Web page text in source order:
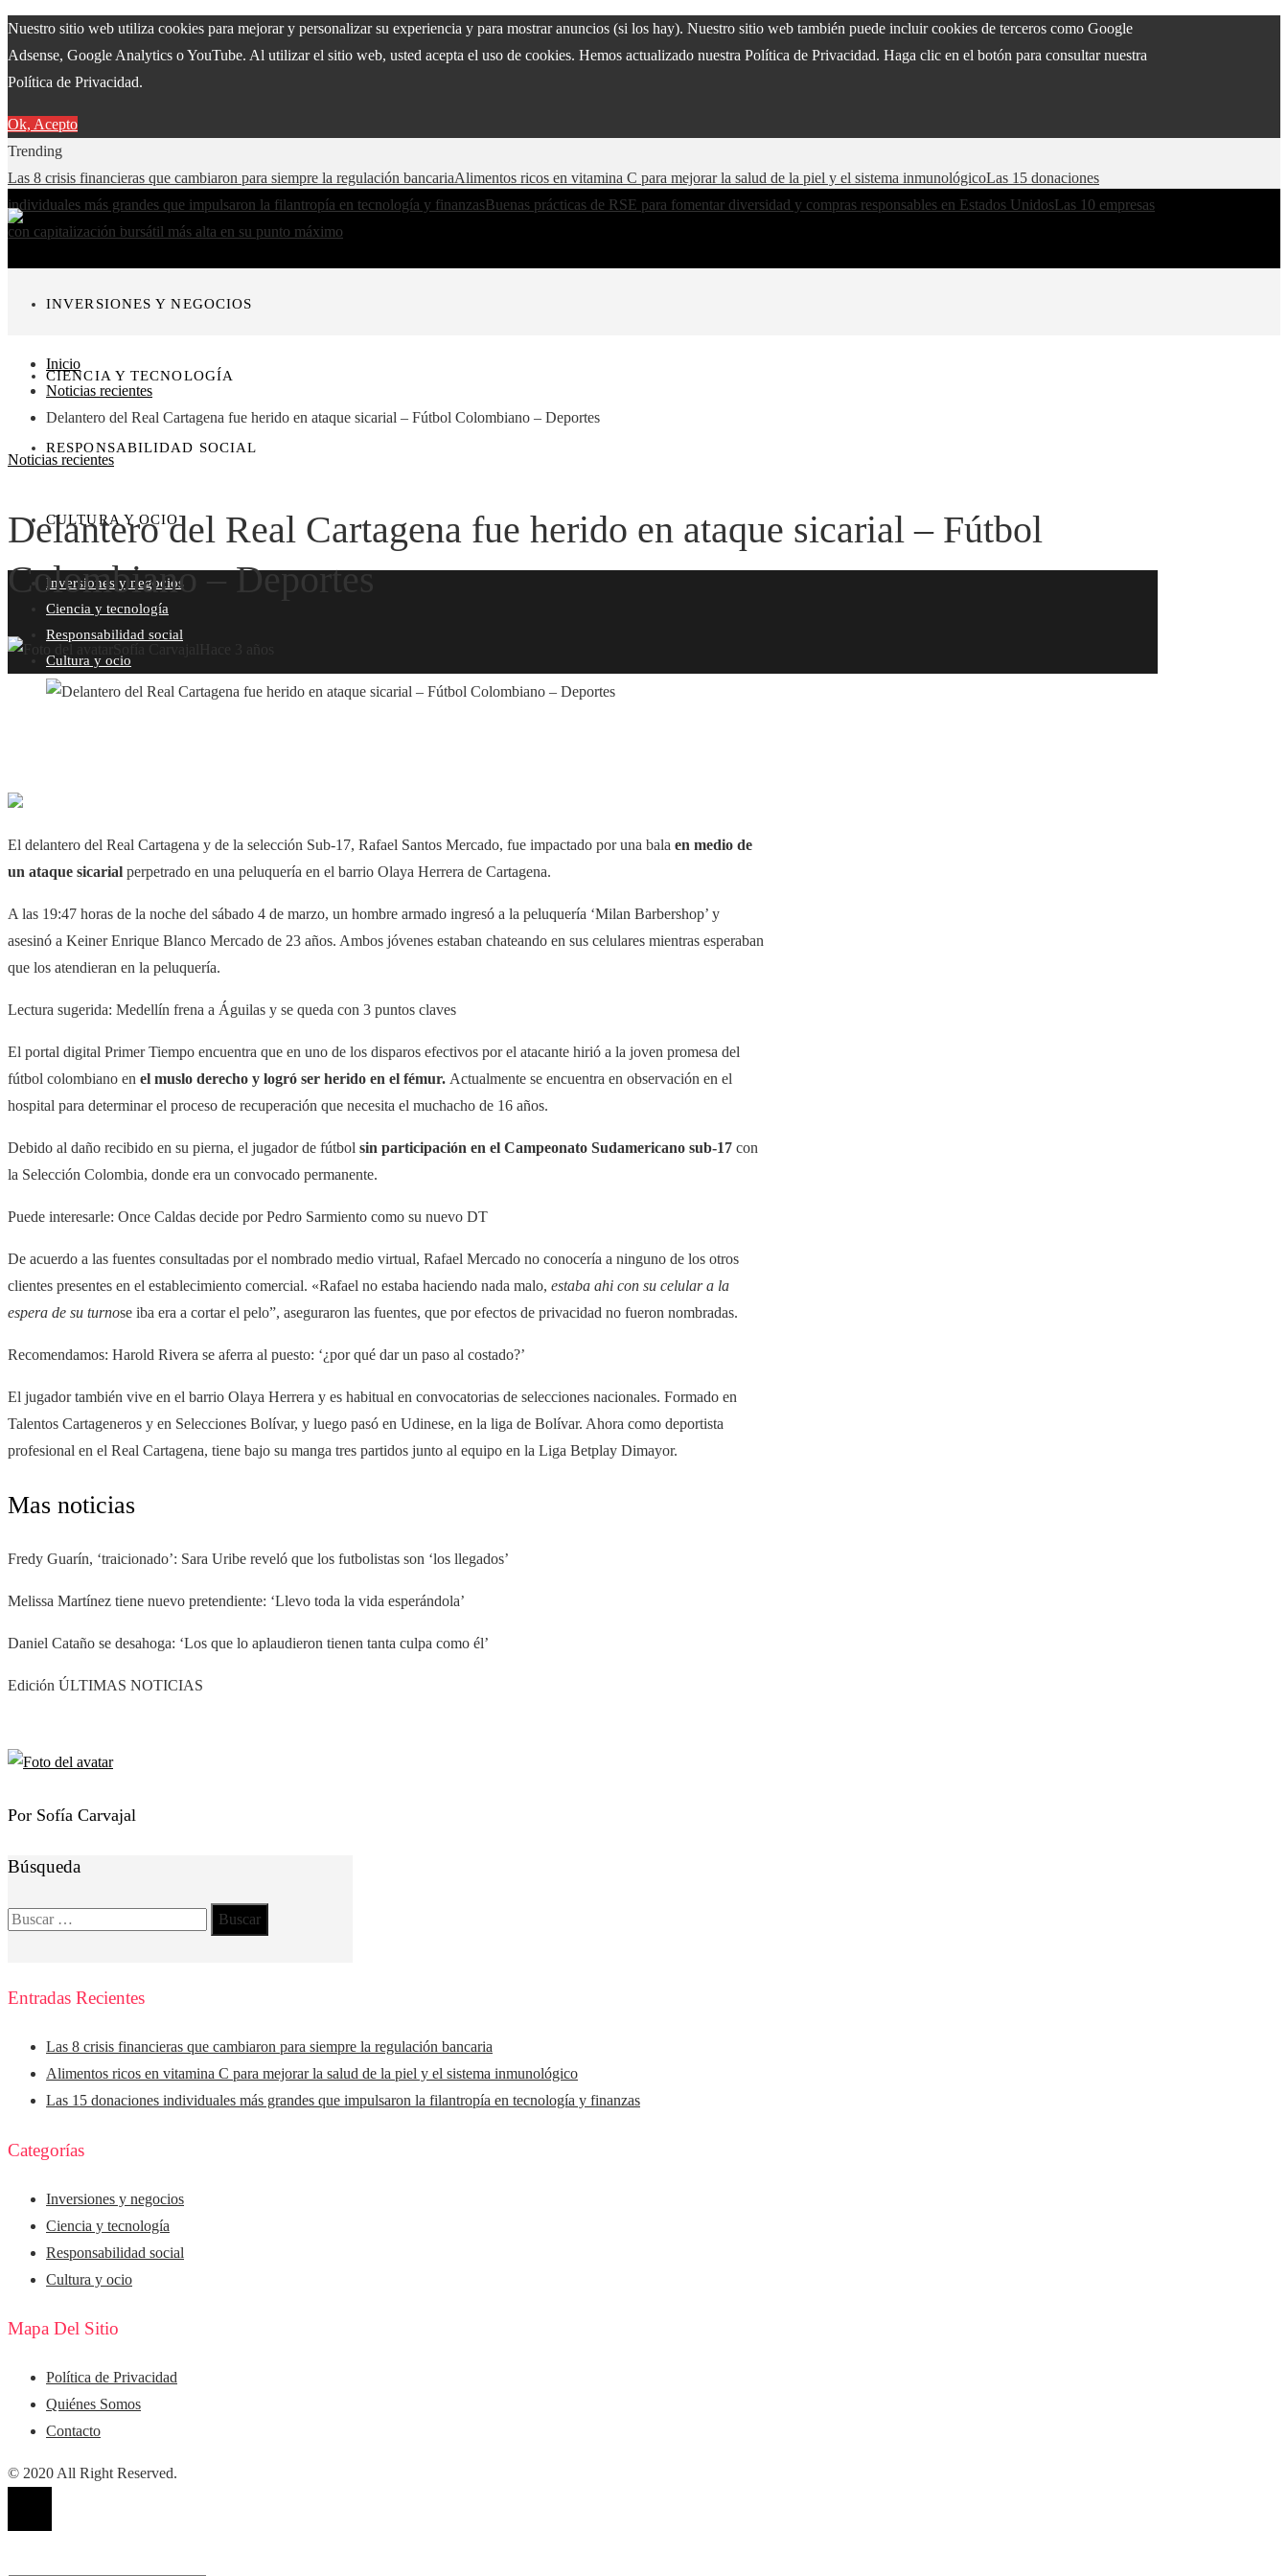
Nuestro sitio web utiliza cookies para mejorar y personalizar su experiencia y para mostrar anuncios (si los hay). Nuestro sitio web también puede incluir cookies de terceros como Google
Adsense, Google Analytics o YouTube. Al utilizar el sitio web, usted acepta el uso de cookies. Hemos actualizado nuestra Política de Privacidad. Haga clic en el botón para consultar nuestra
Política de Privacidad.
Ok, Acepto
Trending
Las 8 crisis financieras que cambiaron para siempre la regulación bancariaAlimentos ricos en vitamina C para mejorar la salud de la piel y el sistema inmunológicoLas 15 donaciones
individuales más grandes que impulsaron la filantropía en tecnología y finanzasBuenas prácticas de RSE para fomentar diversidad y compras responsables en Estados UnidosLas 10 empresas
con capitalización bursátil más alta en su punto máximo
INVERSIONES Y NEGOCIOS
CIENCIA Y TECNOLOGÍA
RESPONSABILIDAD SOCIAL
CULTURA Y OCIO
Inversiones y negocios
Ciencia y tecnología
Responsabilidad social
Cultura y ocio
Inicio
Noticias recientes
Delantero del Real Cartagena fue herido en ataque sicarial – Fútbol Colombiano – Deportes
Noticias recientes
Delantero del Real Cartagena fue herido en ataque sicarial – Fútbol
Colombiano – Deportes
El delantero del Real Cartagena y de la selección Sub-17, Rafael Santos Mercado, fue impactado por una bala en medio de
un ataque sicarial perpetrado en una peluquería en el barrio Olaya Herrera de Cartagena.
A las 19:47 horas de la noche del sábado 4 de marzo, un hombre armado ingresó a la peluquería ‘Milan Barbershop’ y
asesinó a Keiner Enrique Blanco Mercado de 23 años. Ambos jóvenes estaban chateando en sus celulares mientras esperaban
que los atendieran en la peluquería.
Lectura sugerida: Medellín frena a Águilas y se queda con 3 puntos claves
El portal digital Primer Tiempo encuentra que en uno de los disparos efectivos por el atacante hirió a la joven promesa del
fútbol colombiano en el muslo derecho y logró ser herido en el fémur. Actualmente se encuentra en observación en el
hospital para determinar el proceso de recuperación que necesita el muchacho de 16 años.
Debido al daño recibido en su pierna, el jugador de fútbol sin participación en el Campeonato Sudamericano sub-17 con
la Selección Colombia, donde era un convocado permanente.
Puede interesarle: Once Caldas decide por Pedro Sarmiento como su nuevo DT
De acuerdo a las fuentes consultadas por el nombrado medio virtual, Rafael Mercado no conocería a ninguno de los otros
clientes presentes en el establecimiento comercial. «Rafael no estaba haciendo nada malo, estaba ahi con su celular a la
espera de su turnose iba era a cortar el pelo”, aseguraron las fuentes, que por efectos de privacidad no fueron nombradas.
Recomendamos: Harold Rivera se aferra al puesto: ‘¿por qué dar un paso al costado?’
El jugador también vive en el barrio Olaya Herrera y es habitual en convocatorias de selecciones nacionales. Formado en
Talentos Cartageneros y en Selecciones Bolívar, y luego pasó en Udinese, en la liga de Bolívar. Ahora como deportista
profesional en el Real Cartagena, tiene bajo su manga tres partidos junto al equipo en la Liga Betplay Dimayor.
Mas noticias
Fredy Guarín, ‘traicionado’: Sara Uribe reveló que los futbolistas son ‘los llegados’
Melissa Martínez tiene nuevo pretendiente: ‘Llevo toda la vida esperándola’
Daniel Cataño se desahoga: ‘Los que lo aplaudieron tienen tanta culpa como él’
Edición ÚLTIMAS NOTICIAS
Por Sofía Carvajal
Búsqueda
Buscar:
Entradas Recientes
Las 8 crisis financieras que cambiaron para siempre la regulación bancaria
Alimentos ricos en vitamina C para mejorar la salud de la piel y el sistema inmunológico
Las 15 donaciones individuales más grandes que impulsaron la filantropía en tecnología y finanzas
Categorías
Inversiones y negocios
Ciencia y tecnología
Responsabilidad social
Cultura y ocio
Mapa Del Sitio
Política de Privacidad
Quiénes Somos
Contacto
© 2020 All Right Reserved.